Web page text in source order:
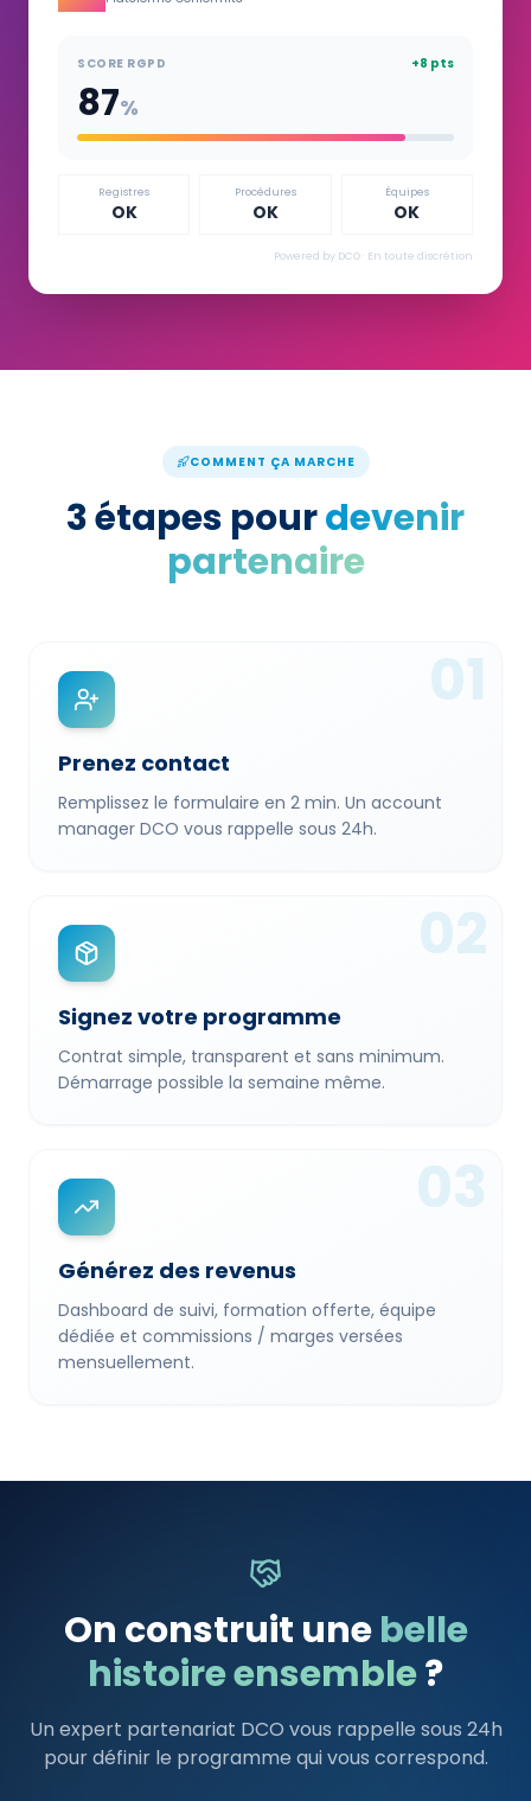
SCORE RGPD +8 pts
87%
Registres
OK
Procédures
OK
Équipes
OK
Powered by DCO · En toute discrétion
COMMENT ÇA MARCHE
3 étapes pourdevenir
partenaire
01
Prenez contact
Remplissez le formulaire en 2 min. Un account
manager DCO vous rappelle sous 24h.
02
Signez votre programme
Contrat simple, transparent et sans minimum.
Démarrage possible la semaine même.
03
Générez des revenus
Dashboard de suivi, formation offerte, équipe
dédiée et commissions / marges versées
mensuellement.
On construit unebelle
histoire ensemble?
Un expert partenariat DCO vous rappelle sous 24h
pour définir le programme qui vous correspond.